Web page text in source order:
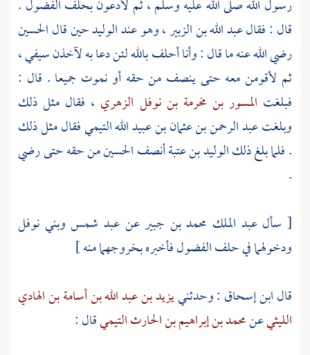
رسول الله صلى الله عليه وسلم ، ثم لأدعون بحلف الفضول .
قال : فقالعبد الله بن الزبير، وهو عندالوليدحين قالالحسين
رضي الله عنه ما قال : وأنا أحلف بالله لئن دعا به لآخذن سيفي ،
ثم لأقومن معه حتى ينصف من حقه أو نموت جميعا . قال :
فبلغت المسور بن مخرمة بن نوفل الزهري ، فقال مثل ذلك
وبلغتعبد الرحمن بن عثمان بن عبيد الله التيميفقال مثل ذلك
. فلما بلغ ذلكالوليد بن عتبةأنصفالحسينمن حقه حتى رضي
.
[ سأل عبد الملك محمد بن جبير عن عبد شمس وبني نوفل
ودخولهما في حلف الفضول فأخبره بخروجهما منه ]
قالابن إسحاق : وحدثنييزيد بن عبد الله بن أسامة بن الهادي
الليثيعنمحمد بن إبراهيم بن الحارث التيميقال :